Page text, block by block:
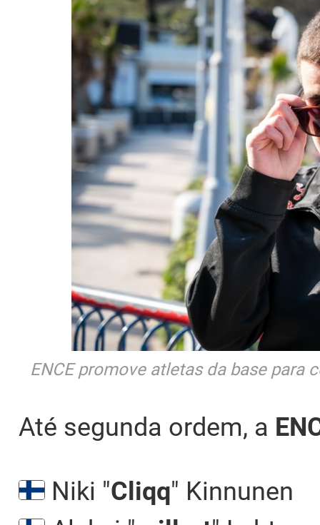
ENCE promove atletas da base para
Até segunda ordem, a
Niki "Cliqq" Kinnunen